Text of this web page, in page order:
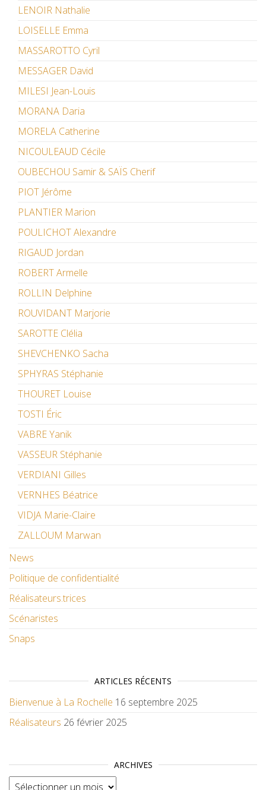
LENOIR Nathalie
LOISELLE Emma
MASSAROTTO Cyril
MESSAGER David
MILESI Jean-Louis
MORANA Daria
MORELA Catherine
NICOULEAUD Cécile
OUBECHOU Samir & SAÏS Cherif
PIOT Jérôme
PLANTIER Marion
POULICHOT Alexandre
RIGAUD Jordan
ROBERT Armelle
ROLLIN Delphine
ROUVIDANT Marjorie
SAROTTE Clélia
SHEVCHENKO Sacha
SPHYRAS Stéphanie
THOURET Louise
TOSTI Éric
VABRE Yanik
VASSEUR Stéphanie
VERDIANI Gilles
VERNHES Béatrice
VIDJA Marie-Claire
ZALLOUM Marwan
News
Politique de confidentialité
Réalisateurs.trices
Scénaristes
Snaps
ARTICLES RÉCENTS
Bienvenue à La Rochelle 16 septembre 2025
Réalisateurs 26 février 2025
ARCHIVES
Archives